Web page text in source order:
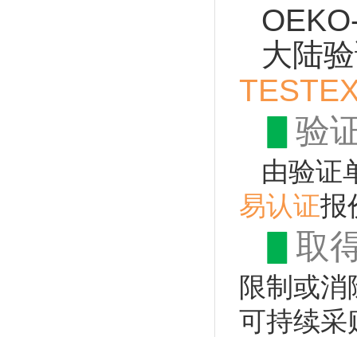
大陆
验
由验证
易认证报
取
限制或
可持续采